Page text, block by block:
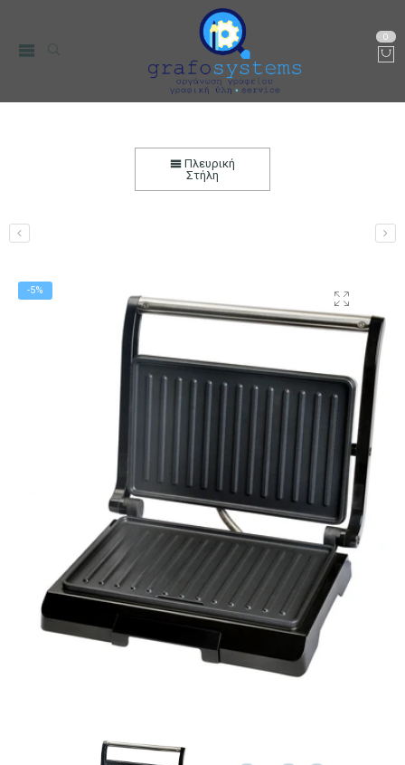
0
Inox Λαβή 800W
Μικρο-Συσκευές Κουζίνας
Πλευρική
Στήλη
-5%